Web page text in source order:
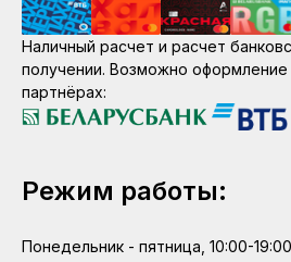
Наличный расчет и расчет
получении. Возможно оформление
партнёрах:
Режим работы:
Понедельник - пятница, 10:00-19:00